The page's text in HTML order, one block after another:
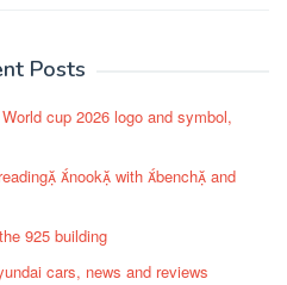
Posts
cup 2026 logo and symbol,
nook with bench and
925 building
cars, news and reviews